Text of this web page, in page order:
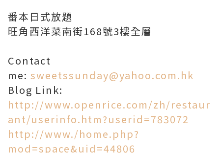
番本日式放題
旺角西洋菜南街168號3樓全層
Contact
me: sweetssunday@yahoo.com.hk
Blog Link:
http://www.openrice.com/zh/restaur
ant/userinfo.htm?userid=783072
http://www./home.php?
mod=space&uid=44806